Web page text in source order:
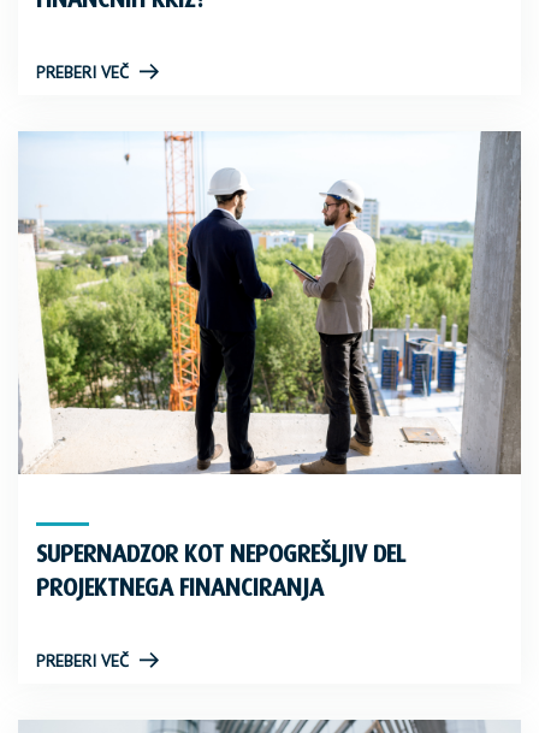
PREBERI VEČ
SUPERNADZOR KOT NEPOGREŠLJIV DEL
PROJEKTNEGA FINANCIRANJA
PREBERI VEČ